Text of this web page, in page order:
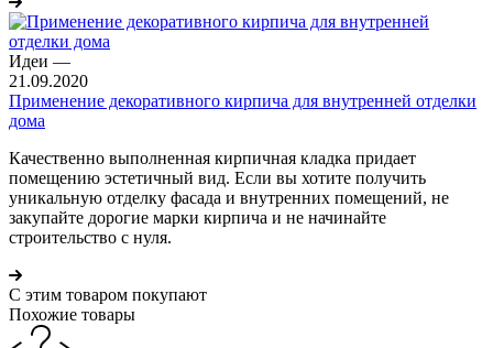
Идеи —
21.09.2020
Применение декоративного кирпича для внутренней отделки
дома
Качественно выполненная кирпичная кладка придает
помещению эстетичный вид. Если вы хотите получить
уникальную отделку фасада и внутренних помещений, не
закупайте дорогие марки кирпича и не начинайте
строительство с нуля.
С этим товаром покупают
Похожие товары